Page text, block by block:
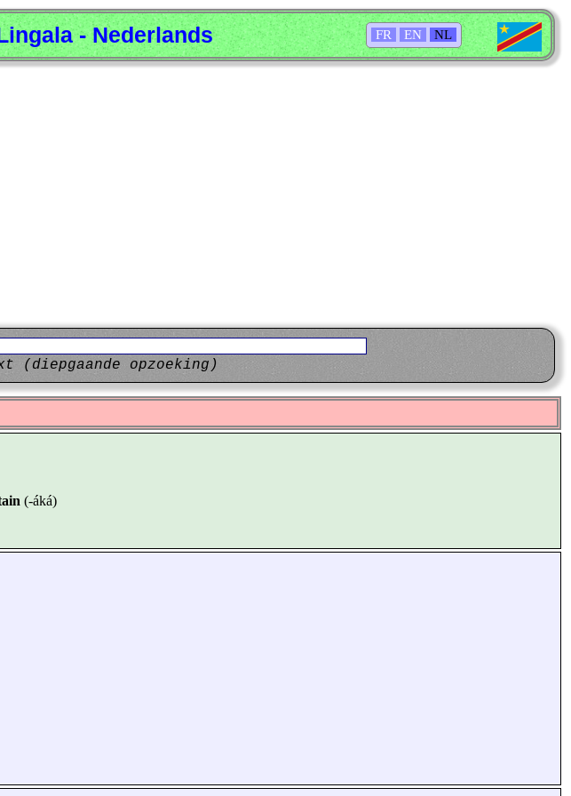
FR EN NL
- Nederlands
(diepgaande opzoeking)
(-áká)